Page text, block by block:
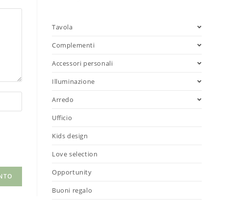
Tavola
Complementi
Accessori personali
Illuminazione
Arredo
Ufficio
Kids design
Love selection
Opportunity
Buoni regalo